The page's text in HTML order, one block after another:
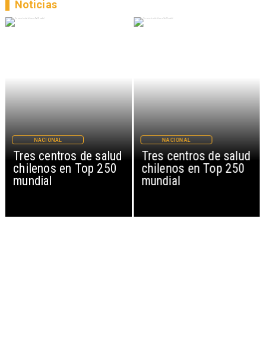
Tres centros de salud
chilenos en Top 250
mundial
NACIONAL
Tres centros de salud
chilenos en Top 250
mundial
NACIONAL
Noticias